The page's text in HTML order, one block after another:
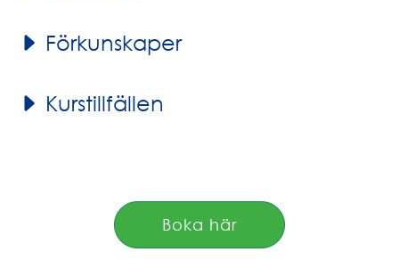
Förkunskaper
Kurstillfällen
Boka här